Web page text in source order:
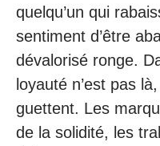
quelqu’un qui
sentiment d’être
dévalorisé ronge.
loyauté n’est pas
guettent. Les
de la solidité, les